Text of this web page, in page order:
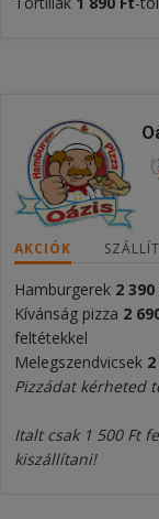
AKCIÓK
Hamburgerek 2 390
Kívánság pizza 2
feltétekkel
Melegszendvicsek
Pizzádat kérheted
Italt csak 1 500 Ft
kiszállítani!